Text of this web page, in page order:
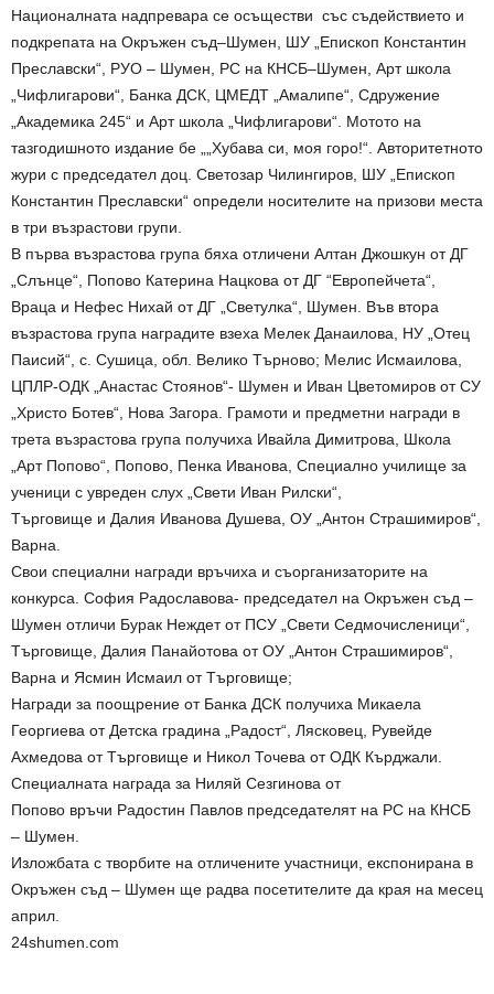
Националната надпревара се осъществи със съдействието и
подкрепата на Окръжен съд–Шумен, ШУ „Епископ Константин
Преславски“, РУО – Шумен, РС на КНСБ–Шумен, Арт школа
„Чифлигарови“, Банка ДСК, ЦМЕДТ „Амалипе“, Сдружение
„Академика 245“ и Арт школа „Чифлигарови“. Мотото на
тазгодишното издание бе „„Хубава си, моя горо!“. Авторитетното
жури с председател доц. Светозар Чилингиров, ШУ „Епископ
Константин Преславски“ определи носителите на призови места
в три възрастови групи.
В първа възрастова група бяха отличени Алтан Джошкун от ДГ
„Слънце“, Попово Катерина Нацкова от ДГ “Европейчета“,
Враца и Нефес Нихай от ДГ „Светулка“, Шумен. Във втора
възрастова група наградите взеха Мелек Данаилова, НУ „Отец
Паисий“, с. Сушица, обл. Велико Търново; Мелис Исмаилова,
ЦПЛР-ОДК „Анастас Стоянов“- Шумен и Иван Цветомиров от СУ
„Христо Ботев“, Нова Загора. Грамоти и предметни награди в
трета възрастова група получиха Ивайла Димитрова, Школа
„Арт Попово“, Попово, Пенка Иванова, Специално училище за
ученици с увреден слух „Свети Иван Рилски“,
Търговище и Далия Иванова Душева, ОУ „Антон Страшимиров“,
Варна.
Свои специални награди връчиха и съорганизаторите на
конкурса. София Радославова- председател на Окръжен съд –
Шумен отличи Бурак Неждет от ПСУ „Свети Седмочисленици“,
Търговище, Далия Панайотова от ОУ „Антон Страшимиров“,
Варна и Ясмин Исмаил от Търговище;
Награди за поощрение от Банка ДСК получиха Микаела
Георгиева от Детска градина „Радост“, Лясковец, Рувейде
Ахмедова от Търговище и Никол Точева от ОДК Кърджали.
Специалната награда за Ниляй Сезгинова от
Попово връчи Радостин Павлов председателят на РС на КНСБ
– Шумен.
Изложбата с творбите на отличените участници, експонирана в
Окръжен съд – Шумен ще радва посетителите да края на месец
април.
24shumen.com